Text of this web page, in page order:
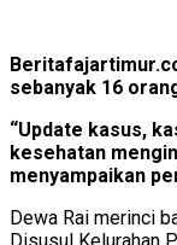
sebanyak 16
“Update kasus,
kesehatan
menyampaikan
Dewa Rai merinci